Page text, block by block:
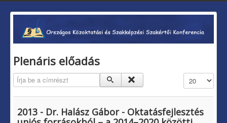
Plenáris előadás
Írja be a címrészt Tételek #
2013 - Dr. Halász Gábor - Oktatásfejlesztés